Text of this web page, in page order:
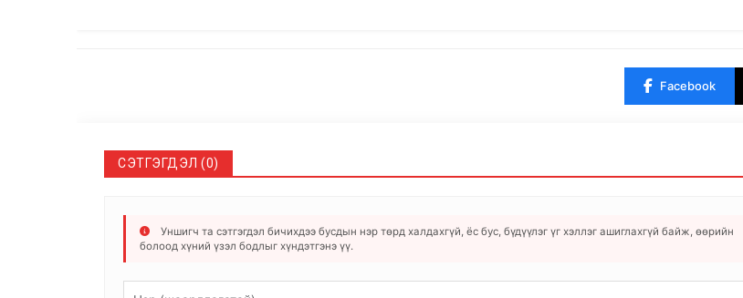
Facebook
СЭТГЭГДЭЛ (0)
Уншигч та сэтгэгдэл бичихдээ бусдын нэр төрд халдахгүй, ёс бус, бүдүүлэг үг хэллэг ашиглахгүй байж, өөрийн
болоод хүний үзэл бодлыг хүндэтгэнэ үү.